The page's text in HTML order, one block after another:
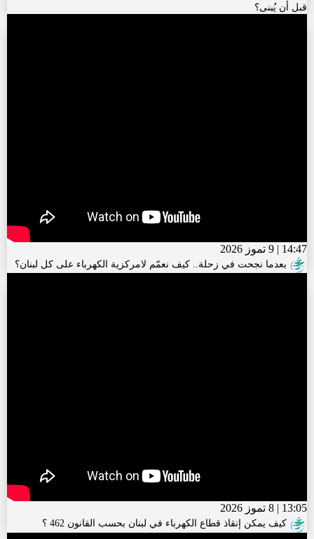
قبل أن يُبنى؟
14:47 | 9 تموز 2026
بعدما نجحت في زحلة.. كيف نعمّم لامركزية الكهرباء على كل لبنان؟
13:05 | 8 تموز 2026
كيف يمكن إنقاذ قطاع الكهرباء في لبنان بحسب القانون 462 ؟